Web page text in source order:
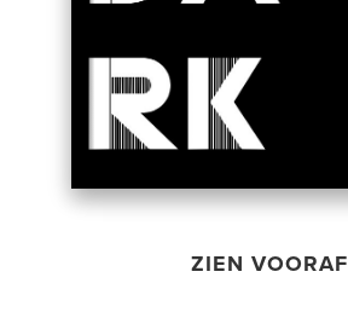
ZIEN VOORAF